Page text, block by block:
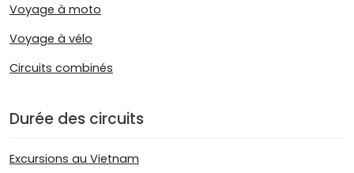
Voyage à moto
Voyage à vélo
Circuits combinés
Durée des circuits
Excursions au Vietnam